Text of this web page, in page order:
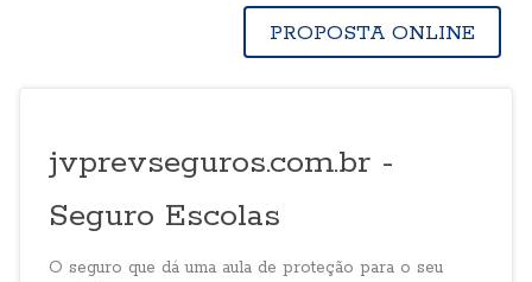
PROPOSTA ONLINE
jvprevseguros.com.br -
Seguro Escolas
O seguro que dá uma aula de proteção para o seu